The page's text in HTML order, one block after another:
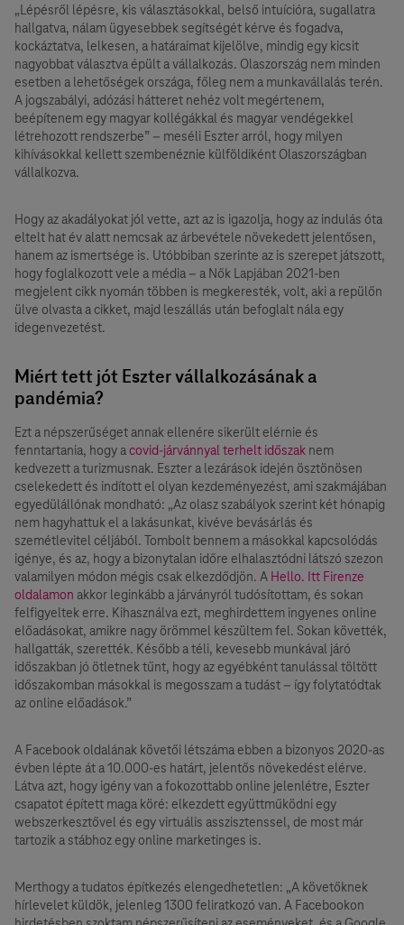
„Lépésről lépésre, kis választásokkal, belső intuícióra, sugallatra
hallgatva, nálam ügyesebbek segítségét kérve és fogadva,
kockáztatva, lelkesen, a határaimat kijelölve, mindig egy kicsit
nagyobbat választva épült a vállalkozás. Olaszország nem minden
esetben a lehetőségek országa, főleg nem a munkavállalás terén.
A jogszabályi, adózási hátteret nehéz volt megértenem,
beépítenem egy magyar kollégákkal és magyar vendégekkel
létrehozott rendszerbe” – meséli Eszter arról, hogy milyen
kihívásokkal kellett szembenéznie külföldiként Olaszországban
vállalkozva.
Hogy az akadályokat jól vette, azt az is igazolja, hogy az indulás óta
eltelt hat év alatt nemcsak az árbevétele növekedett jelentősen,
hanem az ismertsége is. Utóbbiban szerinte az is szerepet játszott,
hogy foglalkozott vele a média – a Nők Lapjában 2021-ben
megjelent cikk nyomán többen is megkeresték, volt, aki a repülőn
ülve olvasta a cikket, majd leszállás után befoglalt nála egy
idegenvezetést.
Miért tett jót Eszter vállalkozásának a
pandémia?
Ezt a népszerűséget annak ellenére sikerült elérnie és
fenntartania, hogy acovid-járvánnyal terhelt időszak nem
kedvezett a turizmusnak. Eszter a lezárások idején ösztönösen
cselekedett és indított el olyan kezdeményezést, ami szakmájában
egyedülállónak mondható: „Az olasz szabályok szerint két hónapig
nem hagyhattuk el a lakásunkat, kivéve bevásárlás és
szemétlevitel céljából. Tombolt bennem a másokkal kapcsolódás
igénye, és az, hogy a bizonytalan időre elhalasztódni látszó szezon
valamilyen módon mégis csak elkezdődjön. A Hello. Itt Firenze
oldalamon akkor leginkább a járványról tudósítottam, és sokan
felfigyeltek erre. Kihasználva ezt, meghirdettem ingyenes online
előadásokat, amikre nagy örömmel készültem fel. Sokan követték,
hallgatták, szerették. Később a téli, kevesebb munkával járó
időszakban jó ötletnek tűnt, hogy az egyébként tanulással töltött
időszakomban másokkal is megosszam a tudást – így folytatódtak
az online előadások.”
A Facebook oldalának követői létszáma ebben a bizonyos 2020-as
évben lépte át a 10.000-es határt, jelentős növekedést elérve.
Látva azt, hogy igény van a fokozottabb online jelenlétre, Eszter
csapatot épített maga köré: elkezdett együttműködni egy
webszerkesztővel és egy virtuális asszisztenssel, de most már
tartozik a stábhoz egy online marketinges is.
Merthogy a tudatos építkezés elengedhetetlen: „A követőknek
hírlevelet küldök, jelenleg 1300 feliratkozó van. A Facebookon